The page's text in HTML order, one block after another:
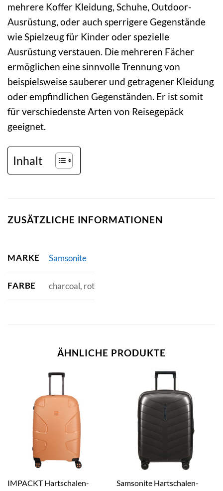
mehrere Koffer Kleidung, Schuhe, Outdoor-
Ausrüstung, oder auch sperrigere Gegenstände
wie Spielzeug für Kinder oder spezielle
Ausrüstung verstauen. Die mehreren Fächer
ermöglichen eine sinnvolle Trennung von
beispielsweise sauberer und getragener Kleidung
oder empfindlichen Gegenständen. Er ist somit
für verschiedenste Arten von Reisegepäck
geeignet.
Inhalt
ZUSÄTZLICHE INFORMATIONEN
MARKE Samsonite
FARBE charcoal, rot
ÄHNLICHE PRODUKTE
IMPACKT Hartschalen-
Samsonite Hartschalen-